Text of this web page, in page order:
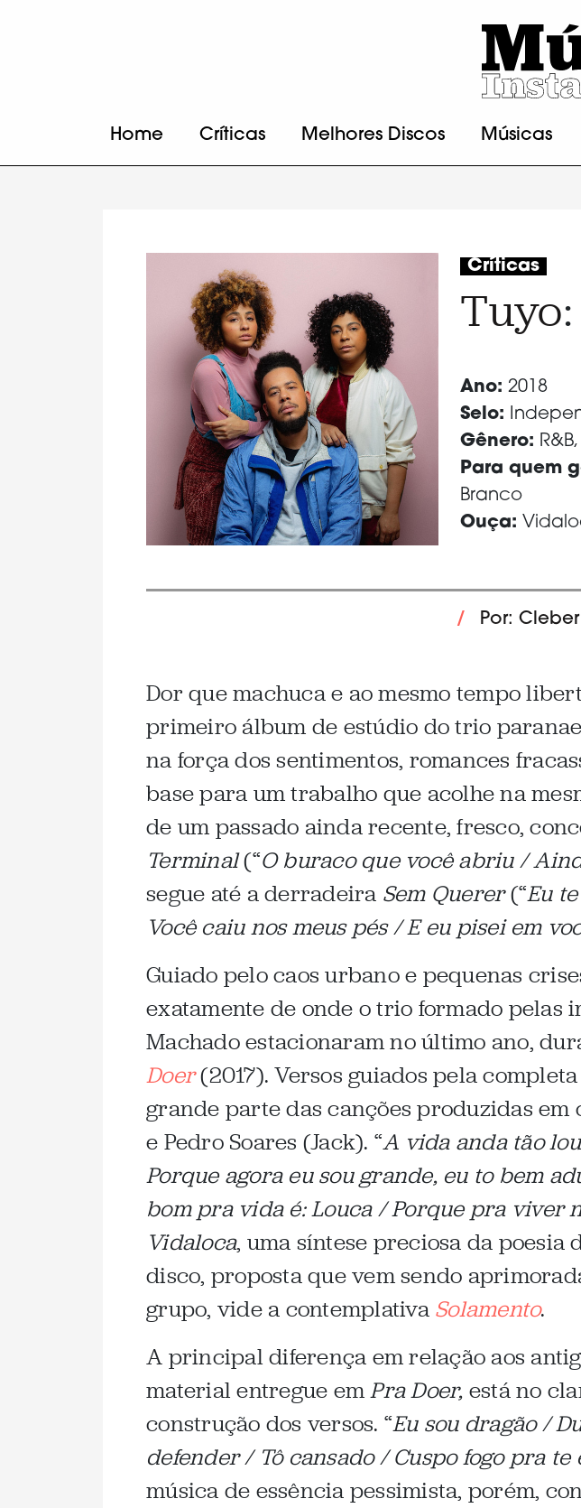
Home Críticas Melhores Discos Músicas
Críticas
Tuyo
:
Ano: 2018
Selo:
Gênero:
Para quem
Branco
Ouça:
/ Por:
Dor que machuca e ao mesmo tempo
primeiro álbum de estúdio do trio
na força dos sentimentos, romances
base para um trabalho que acolhe na
de um passado ainda recente, fresco,
Terminal(“O buraco que você abriu /
segue até a derradeira Sem Querer(“Eu
Você caiu nos meus pés / E eu pisei em
Guiado pelo caos urbano e pequenas
exatamente de onde o trio formado pelas
Machado estacionaram no último ano,
Doer(2017). Versos guiados pela
grande parte das canções produzidas
e Pedro Soares (Jack). “A vida anda tão
Porque agora eu sou grande, eu to bem
bom pra vida é: Louca / Porque pra viver
Vidaloca, uma síntese preciosa da
disco, proposta que vem sendo
grupo, vide a contemplativa Solamento.
A principal diferença em relação aos
material entregue emPra Doer, está no
construção dos versos. “Eu sou dragão /
defender / Tô cansado / Cuspo fogo pra te
música de essência pessimista, porém,